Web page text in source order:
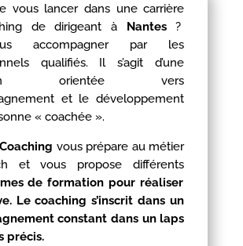
vous lancer dans une carrière
de dirigeant à Nantes?
accompagner par les
qualifiés. Il s’agit d’une
orientée vers
et le développement
« coachée ».
Coaching vous prépare au métier
et vous propose différents
de formation pour réaliser
Le coaching s’inscrit dans un
constant dans un laps
précis.